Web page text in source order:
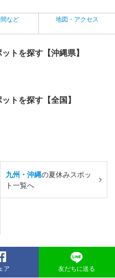
など 地図・アクセス
トを探す【沖縄県】
トを探す【全国】
九州・沖縄の夏休みスポッ
ト一覧へ
ア 友だちに送る